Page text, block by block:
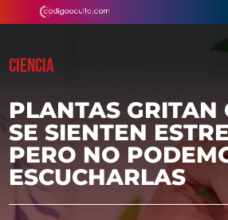
CIENCIA
PLANTAS GRITAN
SE SIENTEN
PERO NO
ESCUCHARLAS